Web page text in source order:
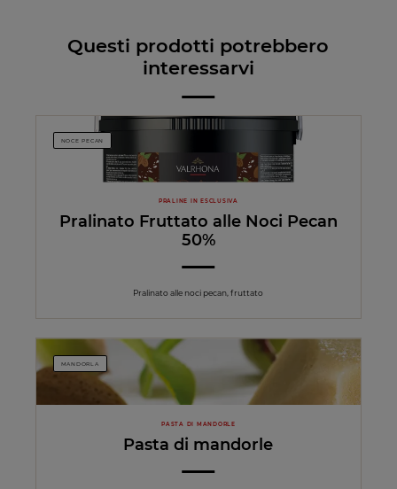
Questi prodotti potrebbero
interessarvi
NOCE PECAN
PRALINE IN ESCLUSIVA
Pralinato Fruttato alle Noci Pecan
50%
Pralinato alle noci pecan, fruttato
MANDORLA
PASTA DI MANDORLE
Pasta di mandorle